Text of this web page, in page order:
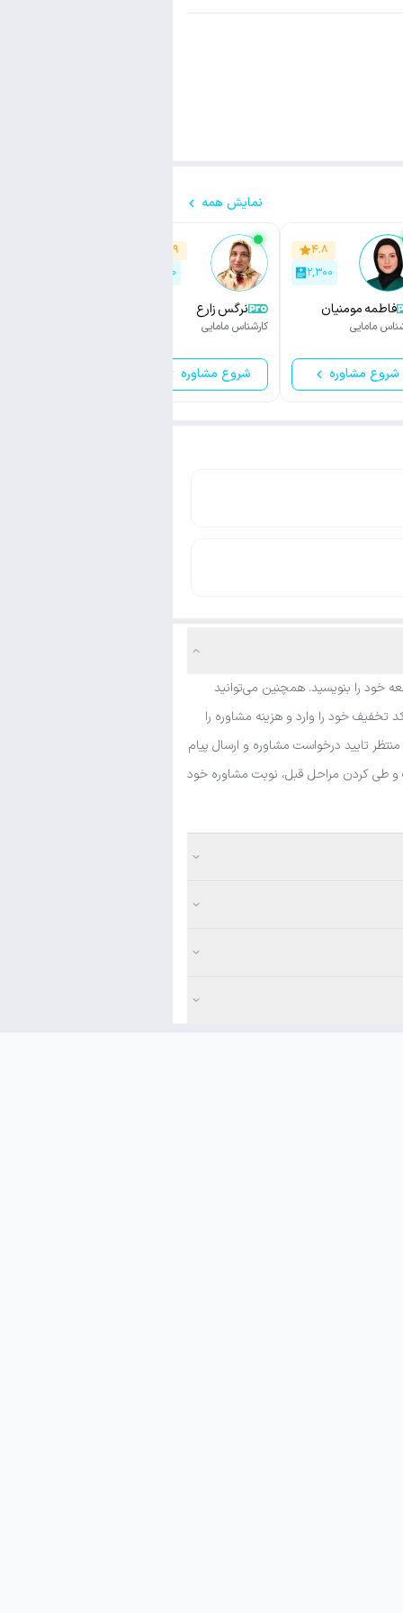
نمایش همه
۴.۸
۲,۳۰۰
فاطمه مومنیان
مامایی
شروع مشاوره
۴.۹
۴۵۰
نرگس زارع
کارشناس مامایی
شروع مشاوره
خود را بنویسید. همچنین می‌توانید
خود را وارد و هزینه مشاوره را
تایید درخواست مشاوره و ارسال پیام
و طی کردن مراحل قبل، نوبت مشاوره خود